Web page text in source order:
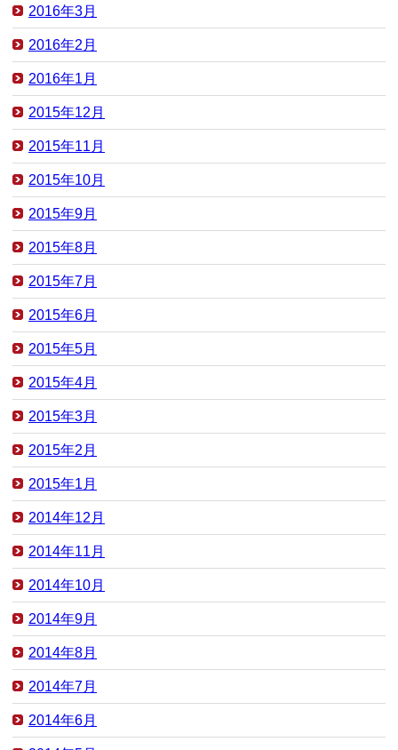
2016年3月
2016年2月
2016年1月
2015年12月
2015年11月
2015年10月
2015年9月
2015年8月
2015年7月
2015年6月
2015年5月
2015年4月
2015年3月
2015年2月
2015年1月
2014年12月
2014年11月
2014年10月
2014年9月
2014年8月
2014年7月
2014年6月